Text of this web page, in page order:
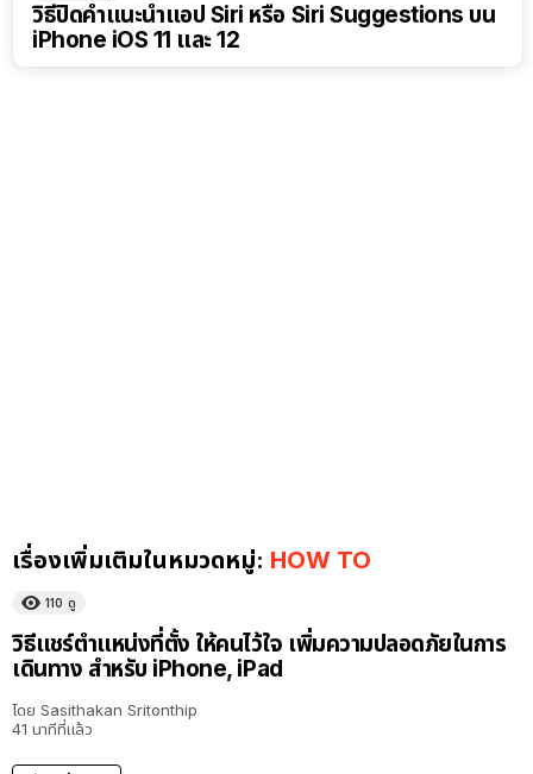
วิธีปิดคำแนะนำแอป Siri หรือ Siri Suggestions บน
iPhone iOS 11 และ 12
เรื่องเพิ่มเติมในหมวดหมู่: HOW TO
110 ดู
วิธีแชร์ตำแหน่งที่ตั้ง ให้คนไว้ใจ เพิ่มความปลอดภัยในการ
เดินทาง สำหรับ iPhone, iPad
โดย Sasithakan Sritonthip
41 นาทีที่แล้ว